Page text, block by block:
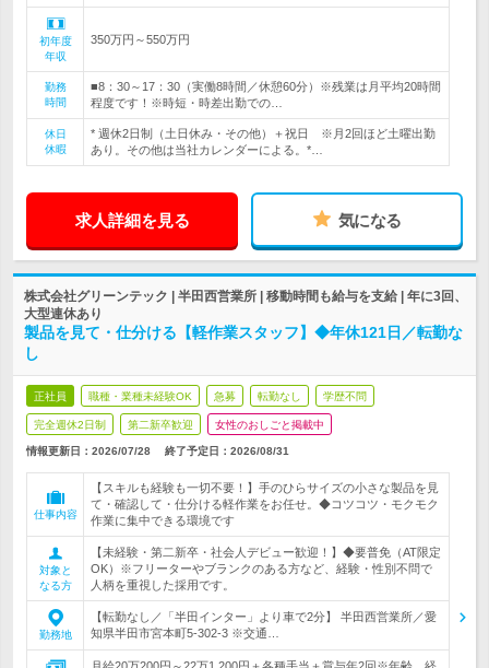
初年度
年収
350万円～550万円
勤務
時間
■8：30～17：30（実働8時間／休憩60分）※残業は月平均20時間
程度です！※時短・時差出勤での…
休日
休暇
* 週休2日制（土日休み・その他）＋祝日 ※月2回ほど土曜出勤
あり。その他は当社カレンダーによる。*…
求人詳細を見る 気になる
株式会社グリーンテック | 半田西営業所 | 移動時間も給与を支給 | 年に3回、
大型連休あり
製品を見て・仕分ける【軽作業スタッフ】◆年休121日／転勤な
し
正社員 職種・業種未経験OK 急募 転勤なし 学歴不問
完全週休2日制 第二新卒歓迎 女性のおしごと掲載中
情報更新日：2026/07/28 終了予定日： 2026/08/31
仕事内容
【スキルも経験も一切不要！】手のひらサイズの小さな製品を見
て・確認して・仕分ける軽作業をお任せ。◆コツコツ・モクモク
作業に集中できる環境です
対象と
なる方
【未経験・第二新卒・社会人デビュー歓迎！】◆要普免（AT限定
OK）※フリーターやブランクのある方など、経験・性別不問で
人柄を重視した採用です。
勤務地
【転勤なし／「半田インター」より車で2分】 半田西営業所／愛
知県半田市宮本町5-302-3 ※交通…